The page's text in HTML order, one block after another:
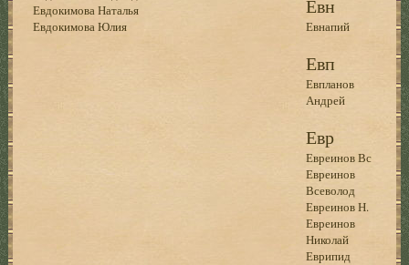
Евдокимова Наталья
Евдокимова Юлия
Евн
Евнапий
Евп
Евпланов
Андрей
Евр
Евреинов Вс
Евреинов
Всеволод
Евреинов Н.
Евреинов
Николай
Еврипид